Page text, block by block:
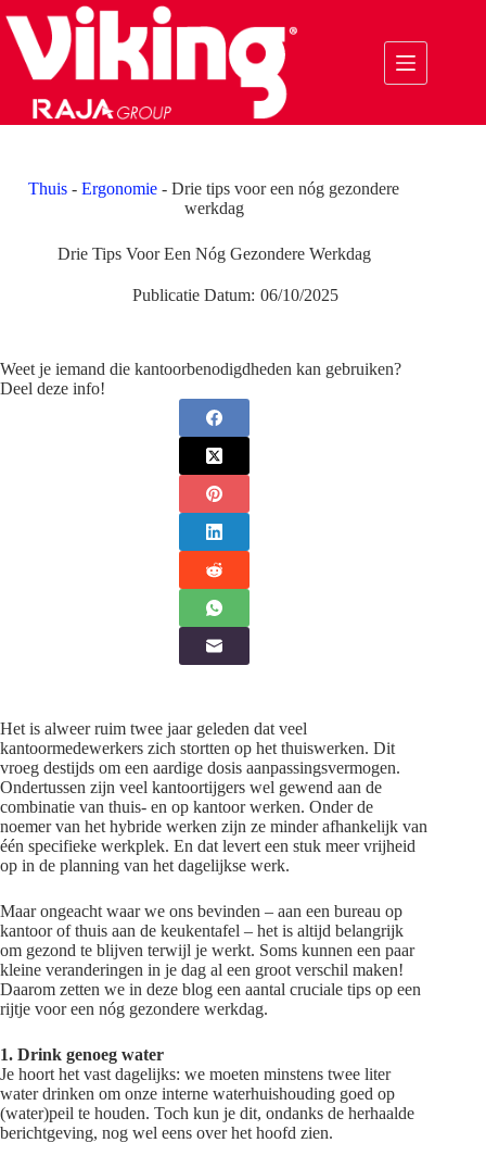
naar
inhoud
Thuis -Ergonomie -Drie tips voor een nóg gezondere
werkdag
Drie Tips Voor Een Nóg Gezondere Werkdag
Publicatie Datum: 06/10/2025
Weet je iemand die kantoorbenodigdheden kan gebruiken?
Deel deze info!
Het is alweer ruim twee jaar geleden dat veel
kantoormedewerkers zich stortten op het thuiswerken. Dit
vroeg destijds om een aardige dosis aanpassingsvermogen.
Ondertussen zijn veel kantoortijgers wel gewend aan de
combinatie van thuis- en op kantoor werken. Onder de
noemer van het hybride werken zijn ze minder afhankelijk van
één specifieke werkplek. En dat levert een stuk meer vrijheid
op in de planning van het dagelijkse werk.
Maar ongeacht waar we ons bevinden – aan een bureau op
kantoor of thuis aan de keukentafel – het is altijd belangrijk
om gezond te blijven terwijl je werkt. Soms kunnen een paar
kleine veranderingen in je dag al een groot verschil maken!
Daarom zetten we in deze blog een aantal cruciale tips op een
rijtje voor een nóg gezondere werkdag.
1. Drink genoeg water
Je hoort het vast dagelijks: we moeten minstens twee liter
water drinken om onze interne waterhuishouding goed op
(water)peil te houden. Toch kun je dit, ondanks de herhaalde
berichtgeving, nog wel eens over het hoofd zien.